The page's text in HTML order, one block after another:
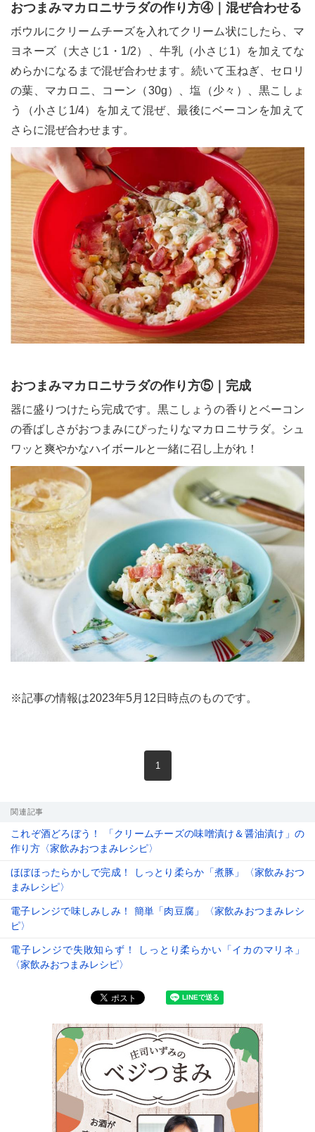
おつまみマカロニサラダの作り方④｜混ぜ合わせる
ボウルにクリームチーズを入れてクリーム状にしたら、マ
ヨネーズ（大さじ1・1/2）、牛乳（小さじ1）を加えてな
めらかになるまで混ぜ合わせます。続いて玉ねぎ、セロリ
の葉、マカロニ、コーン（30g）、塩（少々）、黒こしょ
う（小さじ1/4）を加えて混ぜ、最後にベーコンを加えて
さらに混ぜ合わせます。
おつまみマカロニサラダの作り方⑤｜完成
器に盛りつけたら完成です。黒こしょうの香りとベーコン
の香ばしさがおつまみにぴったりなマカロニサラダ。シュ
ワッと爽やかなハイボールと一緒に召し上がれ！
※記事の情報は2023年5月12日時点のものです。
1
関連記事
これぞ酒どろぼう！ 「クリームチーズの味噌漬け＆醤油漬け」の
作り方〈家飲みおつまみレシピ〉
ほぼほったらかしで完成！ しっとり柔らか「煮豚」〈家飲みおつ
まみレシピ〉
電子レンジで味しみしみ！ 簡単「肉豆腐」〈家飲みおつまみレシ
ピ〉
電子レンジで失敗知らず！ しっとり柔らかい「イカのマリネ」
〈家飲みおつまみレシピ〉